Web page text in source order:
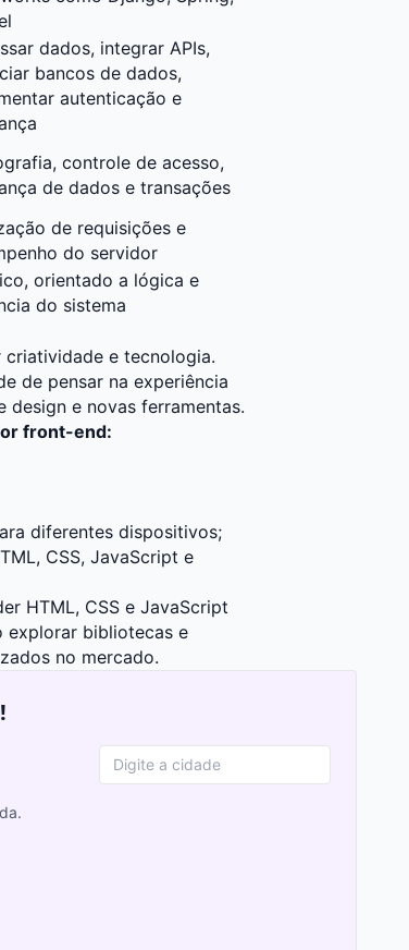
dados, integrar APIs,
bancos de dados,
autenticação e
controle de acesso,
de dados e transações
de requisições e
do servidor
orientado a lógica e
do sistema
e tecnologia.
de pensar na experiência
design e novas ferramentas.
front-end:
diferentes dispositivos;
CSS, JavaScript e
HTML, CSS e JavaScript
explorar bibliotecas e
no mercado.